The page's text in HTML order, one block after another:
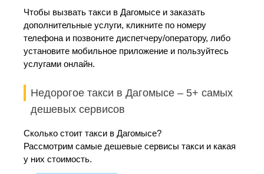
Чтобы вызвать такси в Дагомысе и заказать
дополнительные услуги, кликните по номеру
телефона и позвоните диспетчеру/оператору, либо
установите мобильное приложение и пользуйтесь
услугами онлайн.
Недорогое такси в Дагомысе – 5+ самых
дешевых сервисов
Сколько стоит такси в Дагомысе?
Рассмотрим самые дешевые сервисы такси и какая
у них стоимость.